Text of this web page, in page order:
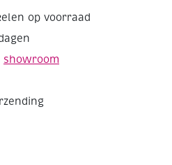
aantal
op voorraad
showroom